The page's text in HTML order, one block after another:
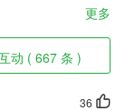
体验吧。
息、无良广告说拜
更多
动 ( 667 条 )
36